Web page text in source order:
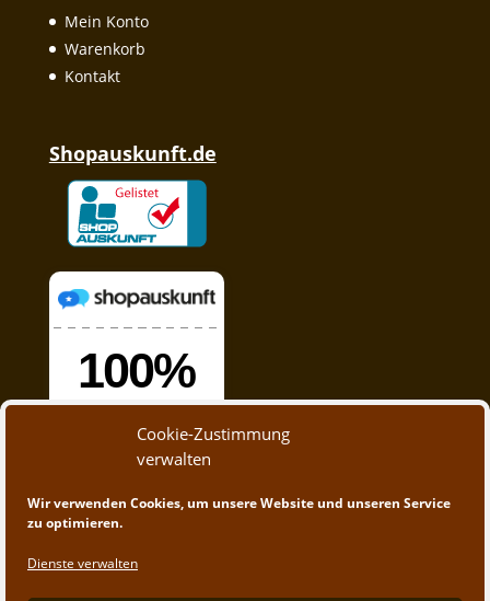
Cookie-Zustimmung
verwalten
Wir verwenden Cookies, um unsere Website und unseren Service
zu optimieren.
Dienste verwalten
Mein Konto
Warenkorb
Kontakt
Shopauskunft.de